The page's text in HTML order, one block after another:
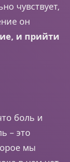
чувствует,
он
и прийти
боль и
– это
мы